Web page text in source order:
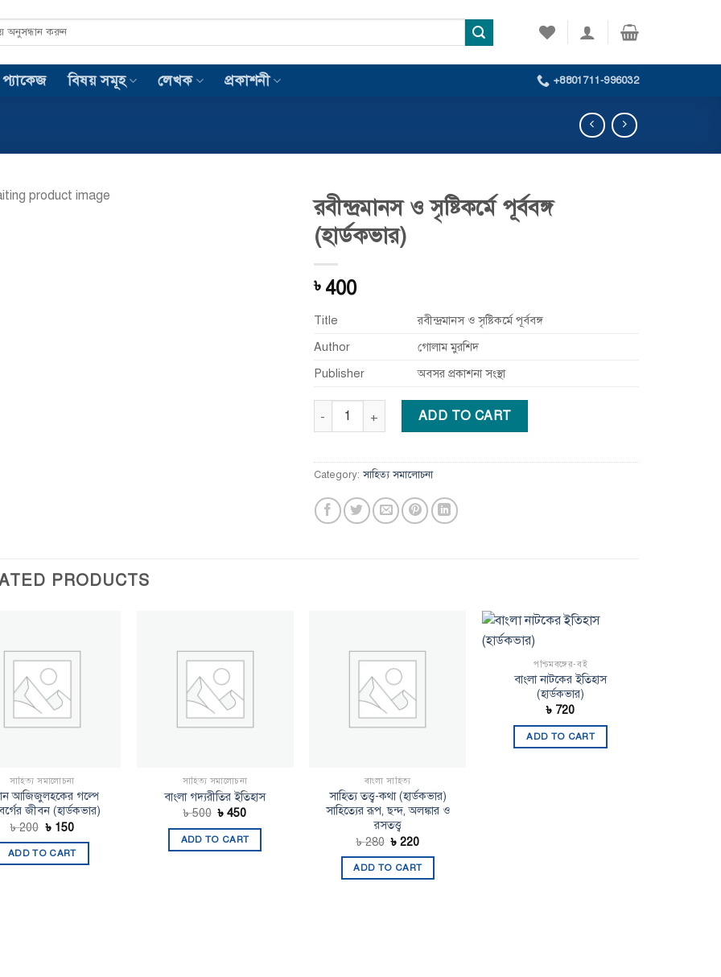
বিষয় সমূহ লেখক প্রকাশনী +8801711-996032
রবীন্দ্রমানস ও সৃষ্টিকর্মে পূর্ববঙ্গ
(হার্ডকভার)
৳ 400
Title
রবীন্দ্রমানস ও সৃষ্টিকর্মে পূর্ববঙ্গ
Author
গোলাম মুরশিদ
Publisher
অবসর প্রকাশনা সংস্থা
রবীন্দ্রমানস ও সৃষ্টিকর্মে পূর্ববঙ্গ (হার্ডকভার) quantity
ADD TO CART
Category: সাহিত্য সমালোচনা
PRODUCTS
Add to
সাহিত্য সমালোচনা
আজিজুলহকের গল্পে
জীবন (হার্ডকভার)
৳200 Original
was:
৳ 200.
৳ 150Current
is:
৳ 150.
ADD TO CART
Add to
সাহিত্য সমালোচনা
বাংলা গদ্যরীতির ইতিহাস
৳500 Original
was:
৳ 500.
৳450Current
is:
৳ 450.
ADD TO CART
Add to
বাংলা সাহিত্য
সাহিত্য তত্ত্ব-কথা (হার্ডকভার)
সাহিত্যের রূপ, ছন্দ, অলঙ্কার ও
রসতত্ত্ব
৳280 Original
was:
৳ 280.
৳220Current
is:
৳ 220.
ADD TO CART
পশ্চিমবঙ্গের-বই
বাংলা নাটকের ইতিহাস
(হার্ডকভার)
৳ 720
ADD TO CART